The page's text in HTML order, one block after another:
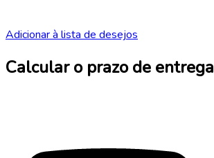
Adicionar à lista de desejos
Calcular o prazo de entrega